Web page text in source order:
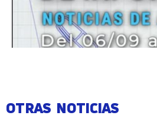
OTRAS NOTICIAS